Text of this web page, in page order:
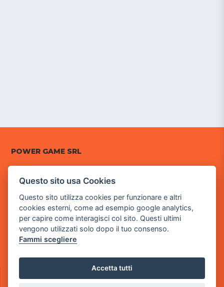
POWER GAME SRL
via Villaggio dei Platani, 3
- 25014 Castenedolo, Brescia
Sede Operativa
via Industriale, 2 - 25082 Botticino, BS
Partita iva 03308130982
Questo sito usa Cookies
Questo sito utilizza cookies per funzionare e altri
cookies esterni, come ad esempio google analytics,
per capire come interagisci col sito. Questi ultimi
vengono utilizzati solo dopo il tuo consenso.
Fammi scegliere
Accetta tutti